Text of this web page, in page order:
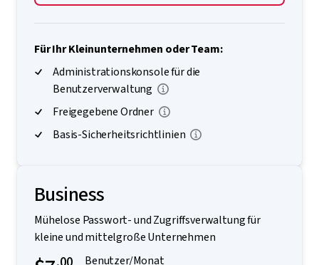
Für Ihr Kleinunternehmen oder Team:
Administrationskonsole für die
Benutzerverwaltung
Freigegebene Ordner
Basis-Sicherheitsrichtlinien
Business
Mühelose Passwort- und Zugriffsverwaltung für
kleine und mittelgroße Unternehmen
Benutzer/Monat